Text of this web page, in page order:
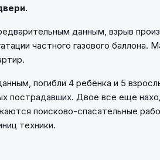
данным, взрыв
частного газового баллона.
погибли 4 ребёнка и 5
пострадавших. Двое все еще
поисково-спасательные
техники.